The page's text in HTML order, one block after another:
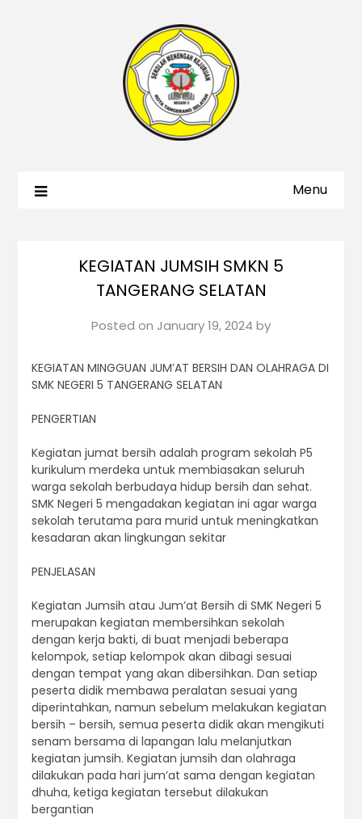
Menu
KEGIATAN JUMSIH SMKN 5
TANGERANG SELATAN
Posted on January 19, 2024 by
KEGIATAN MINGGUAN JUM’AT BERSIH DAN OLAHRAGA DI
SMK NEGERI 5 TANGERANG SELATAN
PENGERTIAN
Kegiatan jumat bersih adalah program sekolah P5
kurikulum merdeka untuk membiasakan seluruh
warga sekolah berbudaya hidup bersih dan sehat.
SMK Negeri 5 mengadakan kegiatan ini agar warga
sekolah terutama para murid untuk meningkatkan
kesadaran akan lingkungan sekitar
PENJELASAN
Kegiatan Jumsih atau Jum’at Bersih di SMK Negeri 5
merupakan kegiatan membersihkan sekolah
dengan kerja bakti, di buat menjadi beberapa
kelompok, setiap kelompok akan dibagi sesuai
dengan tempat yang akan dibersihkan. Dan setiap
peserta didik membawa peralatan sesuai yang
diperintahkan, namun sebelum melakukan kegiatan
bersih – bersih, semua peserta didik akan mengikuti
senam bersama di lapangan lalu melanjutkan
kegiatan jumsih. Kegiatan jumsih dan olahraga
dilakukan pada hari jum’at sama dengan kegiatan
dhuha, ketiga kegiatan tersebut dilakukan
bergantian